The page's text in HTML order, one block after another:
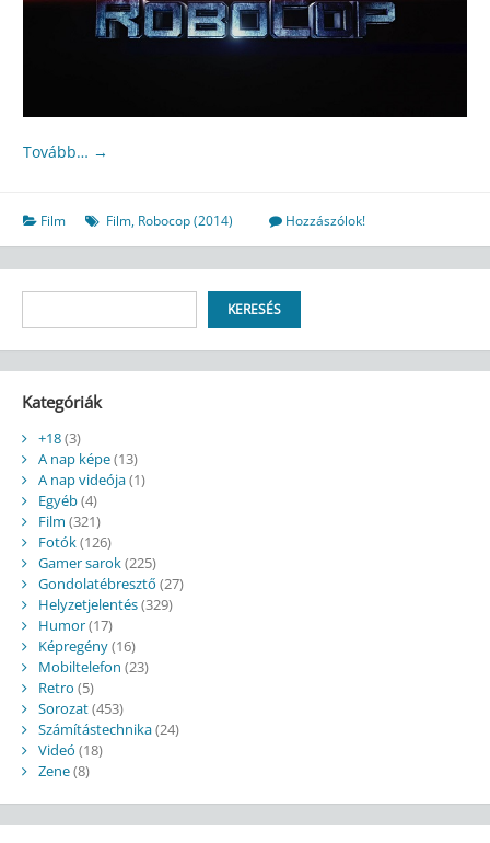
Tovább… →
Film Film, Robocop (2014) Hozzászólok!
KERESÉS
Kategóriák
+18(3)
A nap képe(13)
A nap videója(1)
Egyéb(4)
Film (321)
Fotók(126)
Gamer sarok(225)
Gondolatébresztő (27)
Helyzetjelentés(329)
Humor(17)
Képregény(16)
Mobiltelefon (23)
Retro (5)
Sorozat(453)
Számítástechnika(24)
Videó (18)
Zene(8)